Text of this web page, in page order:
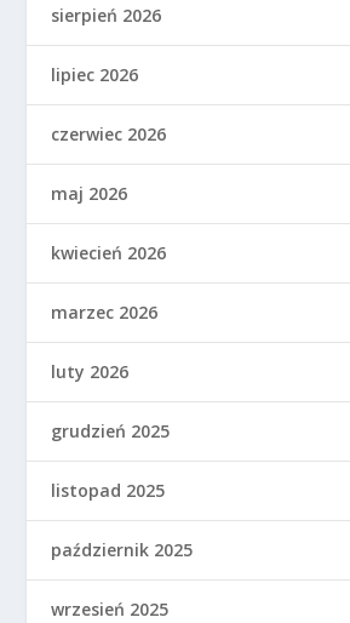
sierpień 2026
lipiec 2026
czerwiec 2026
maj 2026
kwiecień 2026
marzec 2026
luty 2026
grudzień 2025
listopad 2025
październik 2025
wrzesień 2025